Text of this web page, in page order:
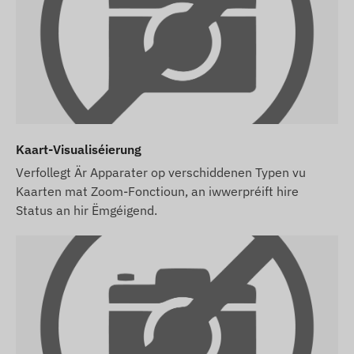
Software-Abonnement kaaft, awer ouni SIM-
Kaart, da liwwere mir den Apparat scho
registréiert an eiser Software a prett fir den
Asaz. D'Beschaffung, d'Astellung an den
Operatioun vun der SIM-Kaart bleiwen awer an
Ärer Verantwortung.
an d'SIM-Kaart bei eis kaaft, da liwwere mir den
Apparat an d'SIM-Kaart prett fir den Asaz mat
der Software, a mir këmmeren eis och ëm de
lafenden Operatioun vun der Kaart – Dir hutt an
Am Fall vun engem Software-Abonnement, wann
Dir nieft den Notifikatiounen iwwer E-Mail och den
SMS-Alarmservice vun eiser Software notze wëllt,
kaaft wgl. och eng SMS-Kreditkaart, déi Dir an
eisem Webshop bei de verbonne Produkter fannt.
Kaart-Visualiséierung
Verfollegt Är Apparater op verschiddenen Typen vu
Kaarten mat Zoom-Fonctioun, an iwwerpréift hire
Status an hir Ëmgéigend.